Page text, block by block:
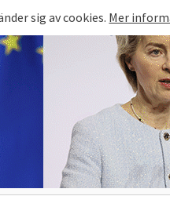
sig av cookies. Mer